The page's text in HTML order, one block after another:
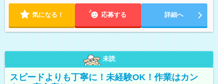
気になる！ 応募する 詳細へ
未読
スピードよりも丁寧に！未経験OK！作業はカン